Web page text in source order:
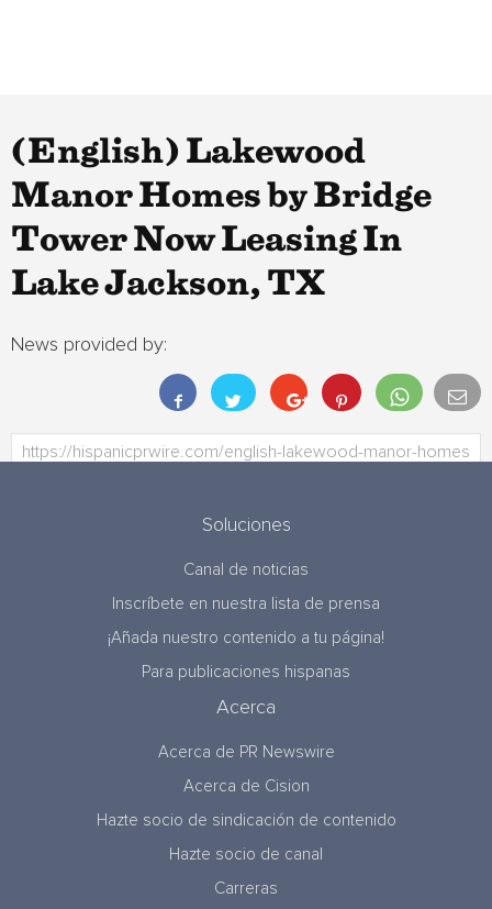
(English) Lakewood
Manor Homes by Bridge
Tower Now Leasing In
Lake Jackson, TX
News provided by:
Soluciones
Canal de noticias
Inscríbete en nuestra lista de prensa
¡Añada nuestro contenido a tu página!
Para publicaciones hispanas
Acerca
Acerca de PR Newswire
Acerca de Cision
Hazte socio de sindicación de contenido
Hazte socio de canal
Carreras